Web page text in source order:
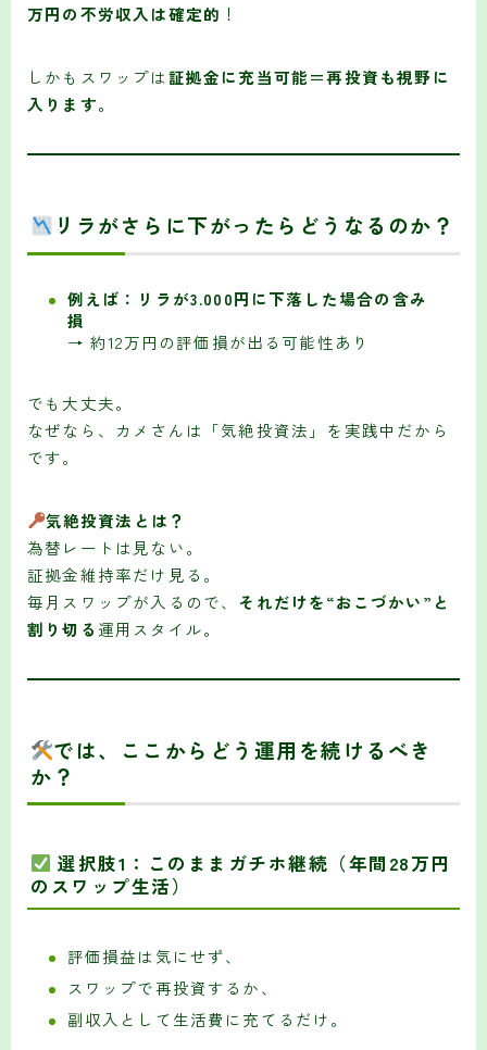
万円の不労収入は確定的 ！
しかもスワップは証拠金に充当可能＝再投資も視野に
入ります。
リラがさらに下がったらどうなるのか？
例えば：リラが3.000円に下落した場合の含み
損
→ 約12万円の評価損が出る可能性あり
でも大丈夫。
なぜなら、カメさんは「気絶投資法」を実践中だから
です。
気絶投資法とは？
為替レートは見ない。
証拠金維持率だけ見る。
毎月スワップが入るので、 それだけを“おこづかい”と
割り切る 運用スタイル。
では、ここからどう運用を続けるべき
か？
選択肢1：このままガチホ継続（年間28万円
のスワップ生活）
評価損益は気にせず、
スワップで再投資するか、
副収入として生活費に充てるだけ。